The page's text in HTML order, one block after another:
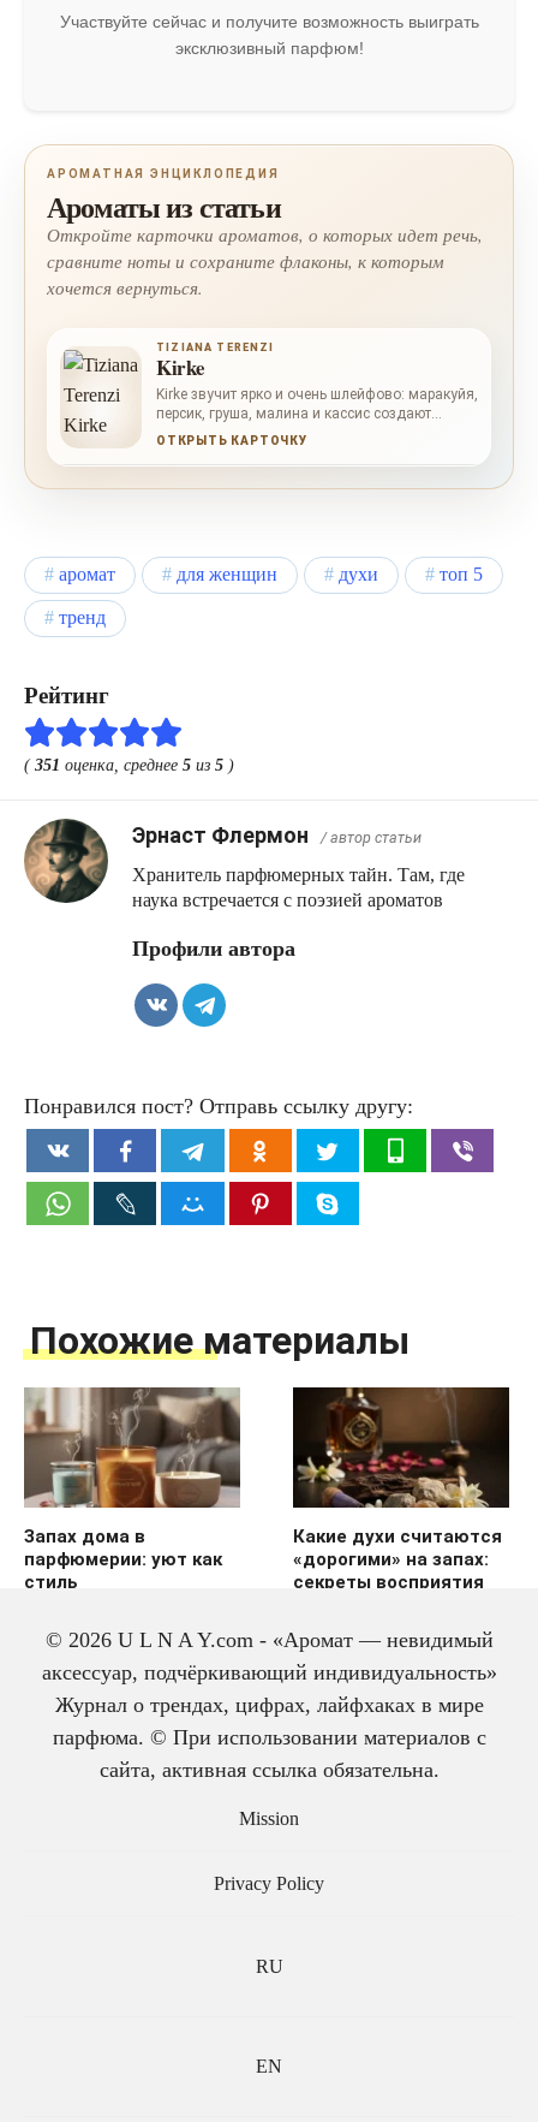
Участвуйте сейчас и получите возможность выиграть
эксклюзивный парфюм!
АРОМАТНАЯ ЭНЦИКЛОПЕДИЯ
Ароматы из статьи
Откройте карточки ароматов, о которых идет речь,
сравните ноты и сохраните флаконы, к которым
хочется вернуться.
TIZIANA TERENZI
Kirke
Kirke звучит ярко и очень шлейфово: маракуйя,
персик, груша, малина и кассис создают
сочный фруктовый взрыв, ландыш дает
ваниль, пачули и гелиотроп делают финал
мягким, сладким и стойким.
ОТКРЫТЬ КАРТОЧКУ
аромат для женщин духи
топ 5
тренд
Рейтинг
(351 оценка, среднее 5 из 5 )
Эрнаст Флермон / автор статьи
Хранитель парфюмерных тайн. Там, где
наука встречается с поэзией ароматов
Профили автора
Понравился пост? Отправь ссылку другу:
Похожие материалы
Запах дома в
парфюмерии: уют как
стиль
Какие духи считаются
«дорогими» на запах:
секреты восприятия
© 2026 U L N A Y.com - «Аромат — невидимый
аксессуар, подчёркивающий индивидуальность»
Журнал о трендах, цифрах, лайфхаках в мире
парфюма. © При использовании материалов с
сайта, активная ссылка обязательна.
Mission
Privacy Policy
RU
EN